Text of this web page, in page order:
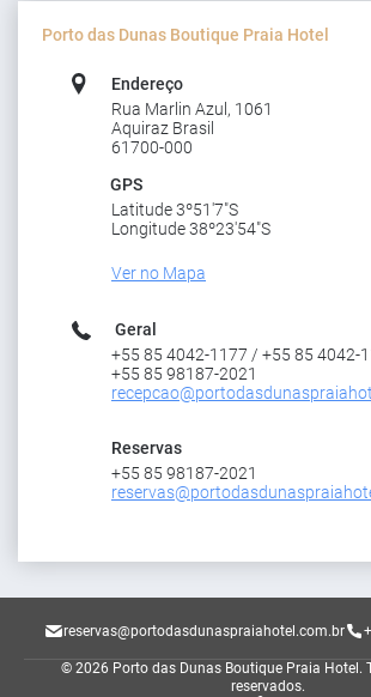
Porto das Dunas Boutique Praia Hotel
Endereço
Rua Marlin Azul, 1061
Aquiraz Brasil
61700-000
GPS
Latitude 3º51'7"S
Longitude 38º23'54"S
Ver no Mapa
Geral
+55 85 4042-1177 / +55 85 4042-
+55 85 98187-2021
Reservas
+55 85 98187-2021
reservas@portodasdunaspraiahotel.com.br
© 2026 Porto das Dunas Boutique Praia Hotel.
reservados.